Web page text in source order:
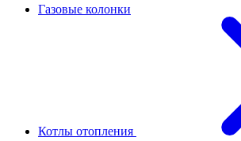
Газовые колонки
Котлы отопления